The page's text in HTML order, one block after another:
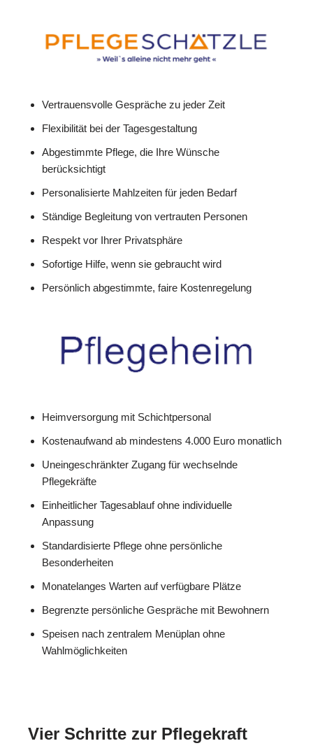
Vertrauensvolle Gespräche zu jeder Zeit
Flexibilität bei der Tagesgestaltung
Abgestimmte Pflege, die Ihre Wünsche
berücksichtigt
Personalisierte Mahlzeiten für jeden Bedarf
Ständige Begleitung von vertrauten Personen
Respekt vor Ihrer Privatsphäre
Sofortige Hilfe, wenn sie gebraucht wird
Persönlich abgestimmte, faire Kostenregelung
Heimversorgung mit Schichtpersonal
Kostenaufwand ab mindestens 4.000 Euro monatlich
Uneingeschränkter Zugang für wechselnde
Pflegekräfte
Einheitlicher Tagesablauf ohne individuelle
Anpassung
Standardisierte Pflege ohne persönliche
Besonderheiten
Monatelanges Warten auf verfügbare Plätze
Begrenzte persönliche Gespräche mit Bewohnern
Speisen nach zentralem Menüplan ohne
Wahlmöglichkeiten
Vier Schritte zur Pflegekraft